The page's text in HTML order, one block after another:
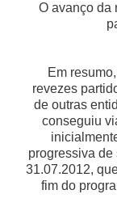
O avanço da
Em
revezes
de outras
conseguiu
progressiva
31.07.2012,
fim do